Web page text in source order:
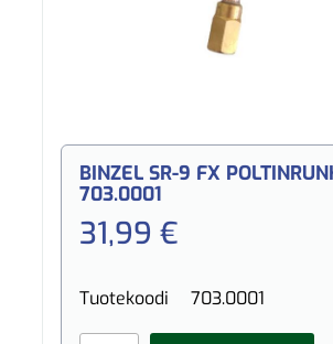
BINZEL SR-9 FX
703.0001
31,99 €
Tuotekoodi 703.0001